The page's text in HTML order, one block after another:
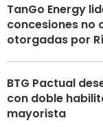
TanGo Energy
concesiones no
otorgadas por
BTG Pactual
con doble
mayorista